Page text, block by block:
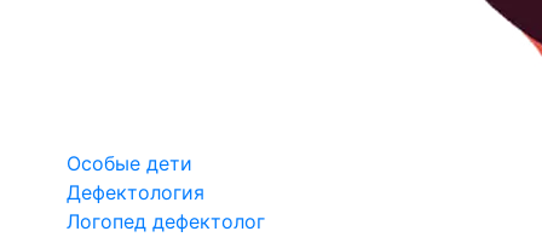
Особые дети
Дефектология
Логопед дефектолог